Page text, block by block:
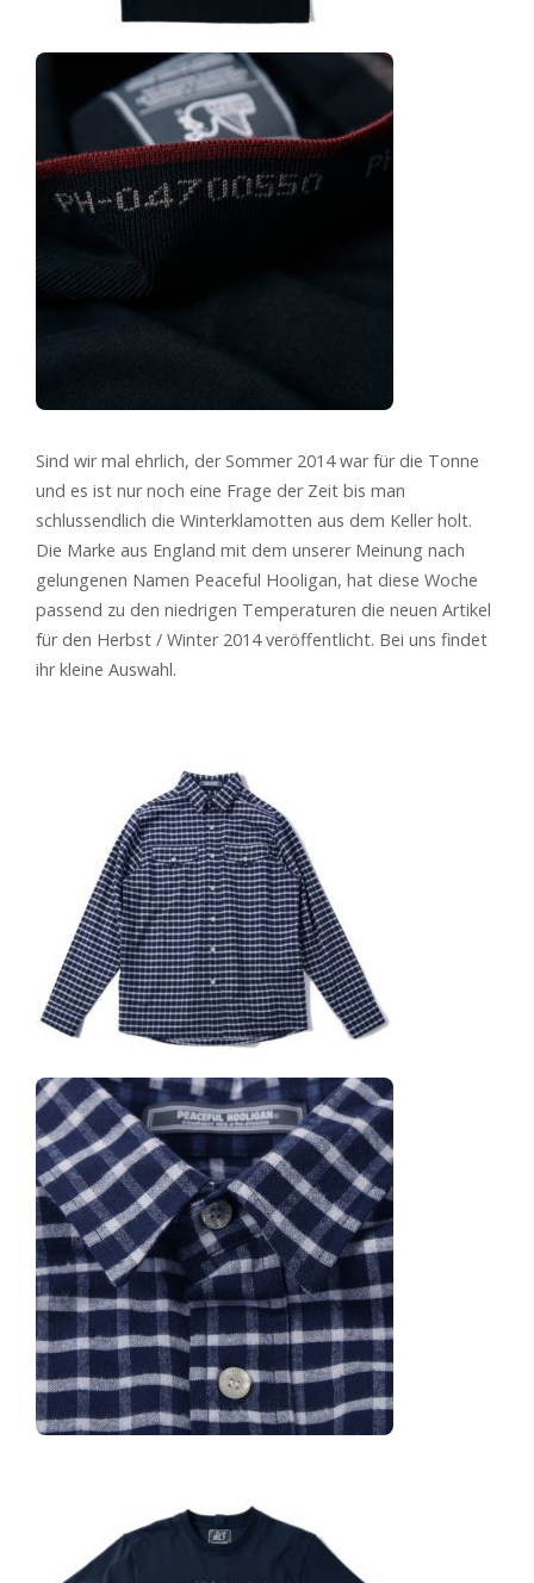
Sind wir mal ehrlich, der Sommer 2014 war für die Tonne
und es ist nur noch eine Frage der Zeit bis man
schlussendlich die Winterklamotten aus dem Keller holt.
Die Marke aus England mit dem unserer Meinung nach
gelungenen Namen Peaceful Hooligan, hat diese Woche
passend zu den niedrigen Temperaturen die neuen Artikel
für den Herbst / Winter 2014 veröffentlicht. Bei uns findet
ihr kleine Auswahl.